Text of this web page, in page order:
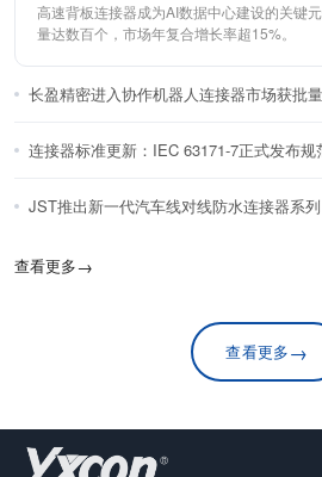
高速背板连接器成为AI数据中心建设的关键
量达数百个，市场年复合增长率超15%。
长盈精密进入协作机器人连接器市场获批
连接器标准更新：IEC 63171-7正式发布规
JST推出新一代汽车线对线防水连接器系列
查看更多→
查看更多→